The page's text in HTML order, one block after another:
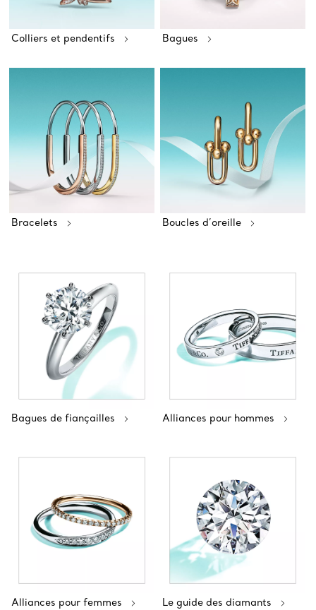
Colliers et pendentifs Bagues
Bracelets Boucles d’oreille
Bagues de fiançailles Alliances pour hommes
Alliances pour femmes Le guide des diamants